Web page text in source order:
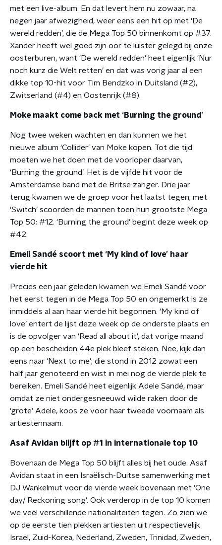
met een live-album. En dat levert hem nu zowaar, na
negen jaar afwezigheid, weer eens een hit op met ‘De
wereld redden’, die de Mega Top 50 binnenkomt op #37.
Xander heeft wel goed zijn oor te luister gelegd bij onze
oosterburen, want ‘De wereld redden’ heet eigenlijk ‘Nur
noch kurz die Welt retten’ en dat was vorig jaar al een
dikke top 10-hit voor Tim Bendzko in Duitsland (#2),
Zwitserland (#4) en Oostenrijk (#8).
Moke maakt come back met ‘Burning the ground’
Nog twee weken wachten en dan kunnen we het
nieuwe album ‘Collider’ van Moke kopen. Tot die tijd
moeten we het doen met de voorloper daarvan,
‘Burning the ground’. Het is de vijfde hit voor de
Amsterdamse band met de Britse zanger. Drie jaar
terug kwamen we de groep voor het laatst tegen; met
‘Switch’ scoorden de mannen toen hun grootste Mega
Top 50: #12. ‘Burning the ground’ begint deze week op
#42.
Emeli Sandé scoort met ‘My kind of love’ haar
vierde hit
Precies een jaar geleden kwamen we Emeli Sandé voor
het eerst tegen in de Mega Top 50 en ongemerkt is ze
inmiddels al aan haar vierde hit begonnen. ‘My kind of
love’ entert de lijst deze week op de onderste plaats en
is de opvolger van ‘Read all about it’, dat vorige maand
op een bescheiden 44e plek bleef steken. Nee, kijk dan
eens naar ‘Next to me’; die stond in 2012 zowat een
half jaar genoteerd en wist in mei nog de vierde plek te
bereiken. Emeli Sandé heet eigenlijk Adele Sandé, maar
omdat ze niet ondergesneeuwd wilde raken door de
‘grote’ Adele, koos ze voor haar tweede voornaam als
artiestennaam.
Asaf Avidan blijft op #1 in internationale top 10
Bovenaan de Mega Top 50 blijft alles bij het oude. Asaf
Avidan staat in een Israëlisch-Duitse samenwerking met
DJ Wankelmut voor de vierde week bovenaan met ‘One
day/ Reckoning song’. Ook verderop in de top 10 komen
we veel verschillende nationaliteiten tegen. Zo zien we
op de eerste tien plekken artiesten uit respectievelijk
Israël, Zuid-Korea, Nederland, Zweden, Trinidad, Zweden,